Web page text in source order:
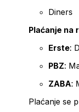
Diners
Plaćanje na
Erste:
PBZ:
ZABA:
Plaćanje se